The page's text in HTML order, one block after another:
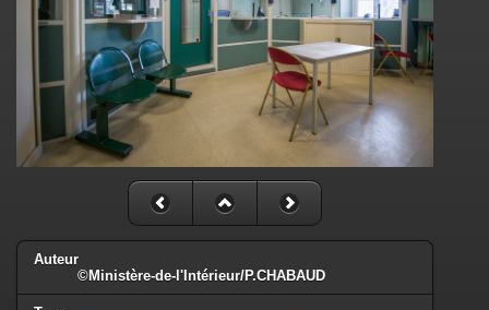
Auteur
©Ministère-de-l'Intérieur/P.CHABAUD